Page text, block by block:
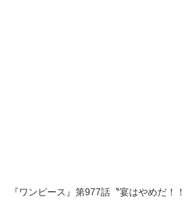
『ワンピース』第977話〝宴はやめだ！！